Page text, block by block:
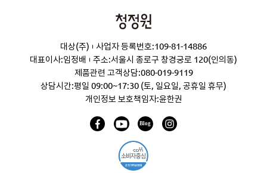
청
원
대상(주)
사업자 등록번호:109-81-14886
대표이사:임정배
주소:서울시 종로구 창경궁로 120(인의동)
제품관련 고객상담:080-019-9119
상담시간:평일 09:00~17:30 (토, 일요일, 공휴일 휴무)
개인정보 보호책임자:윤한권